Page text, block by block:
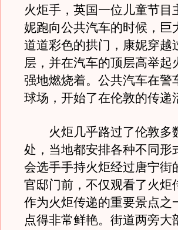
火炬手，英国一位儿童节
妮跑向公共汽车的时候，
道道彩色的拱门，康妮穿
层，并在汽车的顶层高举
强地燃烧着。公共汽车在
球场，开始了在伦敦的传递
火炬几乎路过了伦敦多
处，当地都安排各种不同
会选手手持火炬经过唐宁
官邸门前，不仅观看了火
作为火炬传递的重要景点
点得非常鲜艳。街道两旁